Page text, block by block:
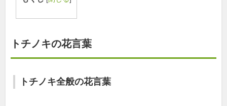
トチノキの花言葉
トチノキ全般の花言葉